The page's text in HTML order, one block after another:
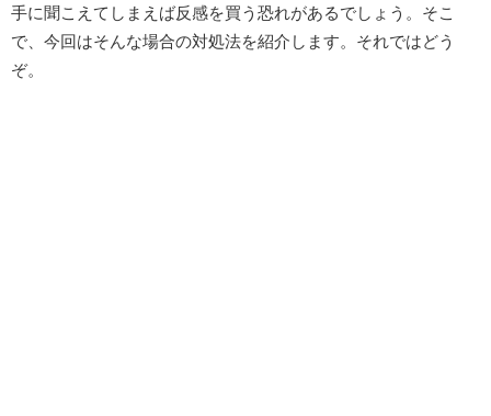
手に聞こえてしまえば反感を買う恐れがあるでしょう。そこ
で、今回はそんな場合の対処法を紹介します。それではどう
ぞ。